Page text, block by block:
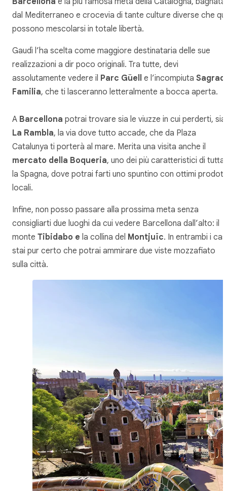
dal Mediterraneo e crocevia di tante culture diverse che qui
possono mescolarsi in totale libertà.
Gaudì l’ha scelta come maggiore destinataria delle sue
realizzazioni a dir poco originali. Tra tutte, devi
assolutamente vedere il Parc Güell e l’incompiuta
Familia, che ti lasceranno letteralmente a bocca aperta.
A Barcellona potrai trovare sia le viuzze in cui perderti, sia
La Rambla, la via dove tutto accade, che da Plaza
Catalunya ti porterà al mare. Merita una visita anche il
mercato della Boqueria, uno dei più caratteristici di tutta
la Spagna, dove potrai farti uno spuntino con ottimi prodotti
locali.
Infine, non posso passare alla prossima meta senza
consigliarti due luoghi da cui vedere Barcellona dall’alto: il
monte Tibidabo e la collina del Montjuïc. In entrambi i
stai pur certo che potrai ammirare due viste mozzafiato
sulla città.